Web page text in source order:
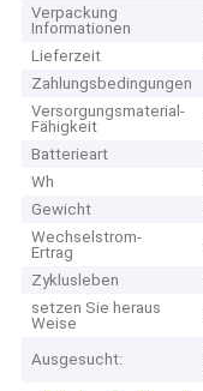
Verpackung
Informationen
Lieferzeit
Zahlungsbedingungen
Versorgungsmaterial-
Fähigkeit
Batterieart
Wh
Gewicht
Wechselstrom-
Ertrag
Zyklusleben
setzen Sie heraus
Weise
Ausgesucht: